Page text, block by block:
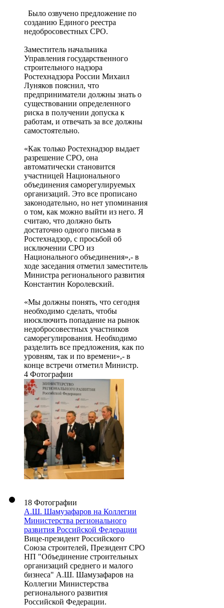
Было озвучено предложение по
созданию Единого реестра
недобросовестных СРО.
Заместитель начальника
Управления государственного
строительного надзора
Ростехнадзора России Михаил
Луняков пояснил, что
предприниматели должны знать о
существовании определенного
риска в получении допуска к
работам, и отвечать за все должны
самостоятельно.
«Как только Ростехнадзор выдает
разрешение СРО, она
автоматически становится
участницей Национального
объединения саморегулируемых
организаций. Это все прописано
законодательно, но нет упоминания
о том, как можно выйти из него. Я
считаю, что должно быть
достаточно одного письма в
Ростехнадзор, с просьбой об
исключении СРО из
Национального объединения»,- в
ходе заседания отметил заместитель
Министра регионального развития
Константин Королевский.
«Мы должны понять, что сегодня
необходимо сделать, чтобы
июсключить попадание на рынок
недобросовестных участников
саморегулирования. Необходимо
разделить все предложения, как по
уровням, так и по времени»,- в
конце встречи отметил Министр.
4 Фотографии
18 Фотографии
А.Ш. Шамузафаров на Коллегии
Министерства регионального
развития Российской Федерации
Вице-президент Российского
Союза строителей, Президент СРО
НП "Объединение строительных
организаций среднего и малого
бизнеса" А.Ш. Шамузафаров на
Коллегии Министерства
регионального развития
Российской Федерации.